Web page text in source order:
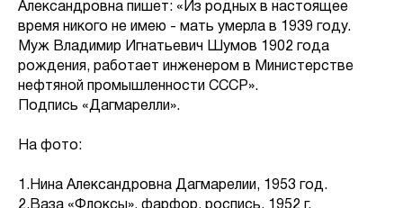
Александровна пишет: «Из родных в настоящее
время никого не имею - мать умерла в 1939 году.
Муж Владимир Игнатьевич Шумов 1902 года
рождения, работает инженером в Министерстве
нефтяной промышленности СССР».
Подпись «Дагмарелли».
На фото:
1.Нина Александровна Дагмарелии, 1953 год.
2.Ваза «Флоксы», фарфор, роспись, 1952 г.